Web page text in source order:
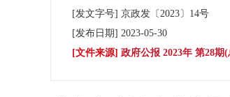
[发文字号] 京政发 〔2023〕 14号
[发布日期] 2023-05-30
[文件来源] 政府公报 2023年 第28期(